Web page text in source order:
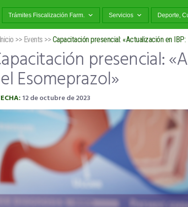
Trámites Fiscalización Farm. Servicios Deporte,
>> Events >>Capacitación presencial: «Actualización en
presencial:
Esomeprazol»
12 de octubre de 2023